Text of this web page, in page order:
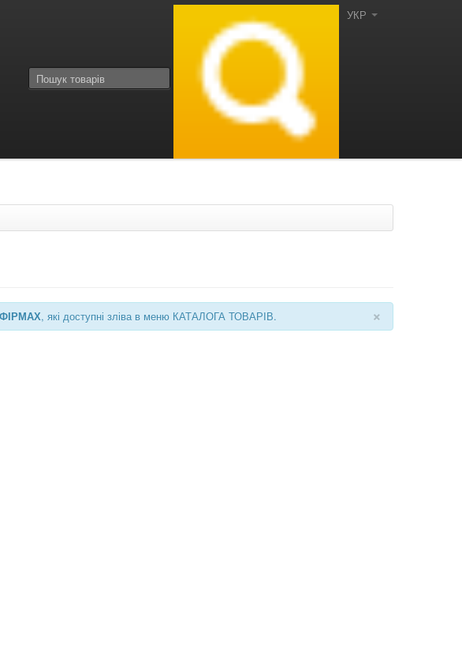
УКР
×
, які доступні зліва в меню КАТАЛОГА ТОВАРІВ.